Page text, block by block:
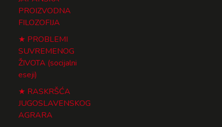
PROIZVODNA
FILOZOFIJA
PROBLEMI
SUVREMENOG
ŽIVOTA (socijalni
eseji)
RASKRŠĆA
JUGOSLAVENSKOG
AGRARA